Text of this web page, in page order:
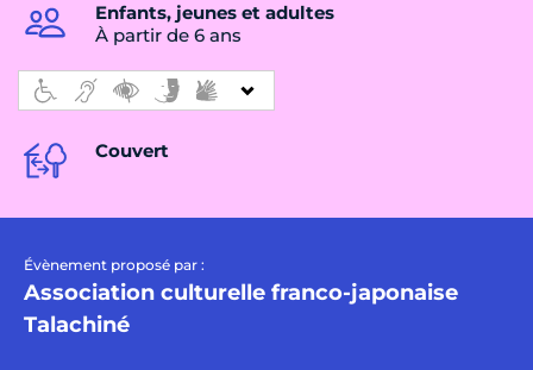
Enfants, jeunes et adultes
À partir de 6 ans
Couvert
Évènement proposé par :
Association culturelle franco-japonaise
Talachiné